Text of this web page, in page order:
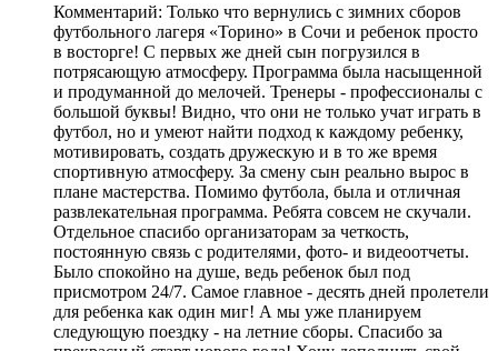
Комментарий: Только что вернулись с зимних сборов
футбольного лагеря «Торино» в Сочи и ребенок просто
в восторге! С первых же дней сын погрузился в
потрясающую атмосферу. Программа была насыщенной
и продуманной до мелочей. Тренеры - профессионалы с
большой буквы! Видно, что они не только учат играть в
футбол, но и умеют найти подход к каждому ребенку,
мотивировать, создать дружескую и в то же время
спортивную атмосферу. За смену сын реально вырос в
плане мастерства. Помимо футбола, была и отличная
развлекательная программа. Ребята совсем не скучали.
Отдельное спасибо организаторам за четкость,
постоянную связь с родителями, фото- и видеоотчеты.
Было спокойно на душе, ведь ребенок был под
присмотром 24/7. Самое главное - десять дней пролетели
для ребенка как один миг! А мы уже планируем
следующую поездку - на летние сборы. Спасибо за